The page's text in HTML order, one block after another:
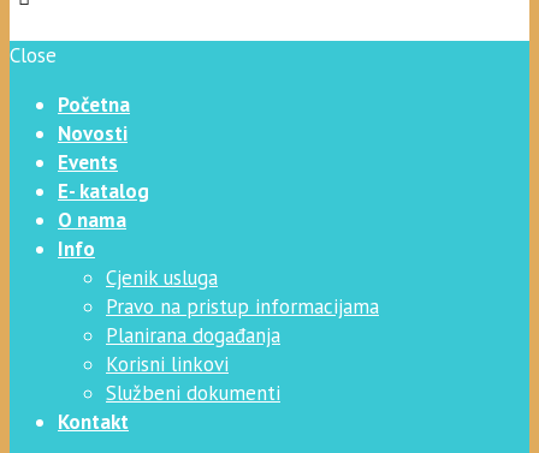
Close
Početna
Novosti
Events
E- katalog
O nama
Info
Cjenik usluga
Pravo na pristup informacijama
Planirana događanja
Korisni linkovi
Službeni dokumenti
Kontakt